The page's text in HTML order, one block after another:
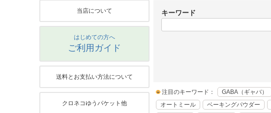
当店について
はじめての方へ
ご利用ガイド
送料とお支払い方法について
クロネコゆうパケット他
キーワード
注目のキーワード： GABA（ギャバ）
オートミール
ベーキングパウダー